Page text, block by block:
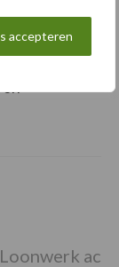
accepteren
Loonwerk